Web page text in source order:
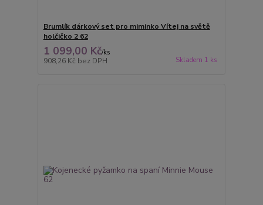
Brumlík dárkový set pro miminko Vítej na světě
holčičko 2 62
1 099,00 Kč/ks
908,26 Kč bez DPH Skladem 1 ks